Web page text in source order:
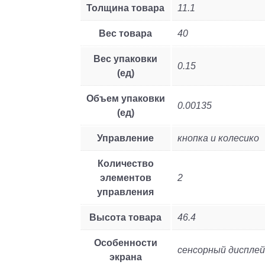
Толщина товара 11.1
Вес товара 40
Вес упаковки
(ед)
0.15
Объем упаковки
(ед)
0.00135
Управление кнопка и колесико
Количество
элементов
управления
2
Высота товара 46.4
Особенности
экрана
сенсорный дисплей